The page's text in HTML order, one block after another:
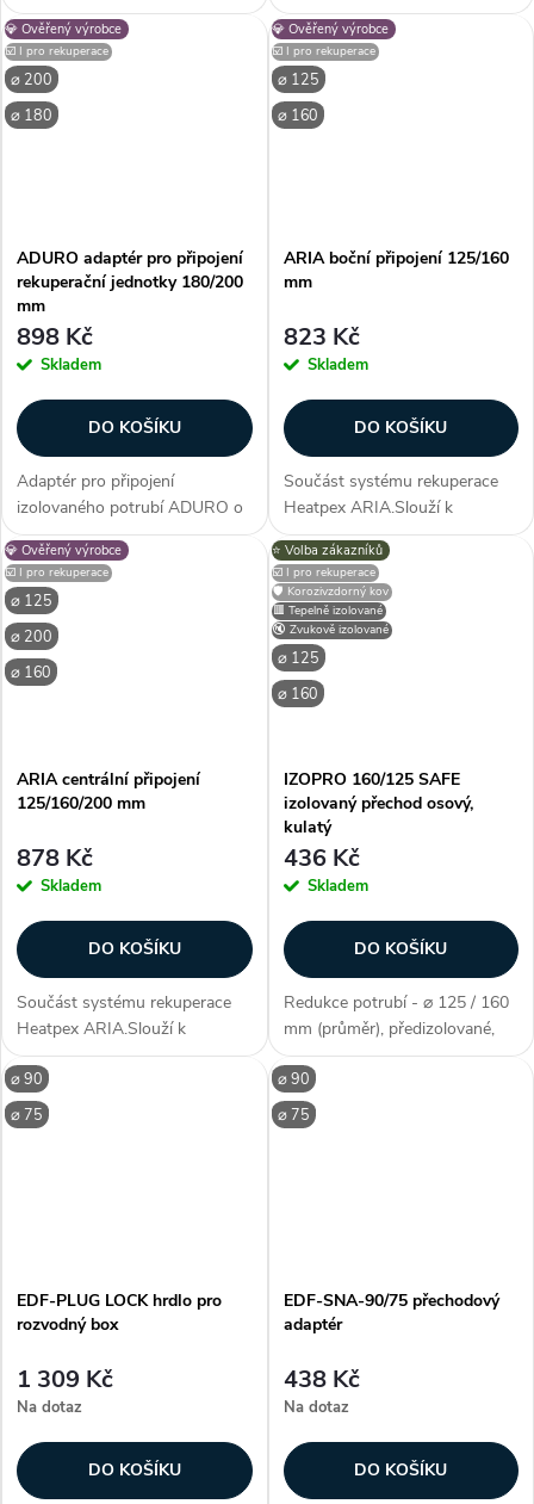
průměr odpovídá vnitřnímu
průměru potrubí Zákazníci
často dokupují...
průměru 160 mm k rekuperační
jednotce s průměrem připojení
150 mm. Adaptér se umisťuje
na vnější stranu hrdla
jednotky....
💎 Ověřený výrobce
⌀ 200
⌀ 180
☑️ I pro rekuperace
ADURO adaptér pro připojení
rekuperační jednotky 180/200
mm
898 Kč
Skladem
DO KOŠÍKU
Adaptér pro připojení
izolovaného potrubí ADURO o
průměru 200 mm k rekuperační
jednotce s průměrem připojení
180 mm. Adaptér se umisťuje
na vnější stranu hrdla
jednotky....
⌀ 125
💎 Ověřený výrobce
⌀ 160
☑️ I pro rekuperace
ARIA boční připojení 125/160
mm
823 Kč
Skladem
DO KOŠÍKU
Součást systému rekuperace
Heatpex ARIA.Slouží k
propojení distribučního boxu s
rekuperační jednotkou. Boční
připojku je možné jednoduše
odříznout na požadovaný
průměr...
⌀ 125
💎 Ověřený výrobce
⌀ 200
⌀ 160
☑️ I pro rekuperace
ARIA centrální připojení
125/160/200 mm
878 Kč
Skladem
DO KOŠÍKU
Součást systému rekuperace
Heatpex ARIA.Slouží k
propojení distribučního boxu s
rekuperační jednotkou.
Centrální konektor je možné
jednoduše odříznout na
⌀ 125
⭐️ Volba zákazníků
⌀ 160
🟥 Tepelně izolované
🔇 Zvukově izolované
☑️ I pro rekuperace
🛡️ Korozivzdorný kov
IZOPRO 160/125 SAFE
izolovaný přechod osový,
kulatý
436 Kč
Skladem
DO KOŠÍKU
Redukce potrubí - ⌀ 125 / 160
mm (průměr), předizolované,
materiál pozink. ocel, materiál
izolace (FEF elastomerová
pěna), snadná instalace, požární
bezpečnost třídy B,...
⌀ 90
⌀ 75
EDF-PLUG LOCK hrdlo pro
rozvodný box
1 309 Kč
Na dotaz
DO KOŠÍKU
⌀ 90
⌀ 75
EDF-SNA-90/75 přechodový
adaptér
438 Kč
Na dotaz
DO KOŠÍKU